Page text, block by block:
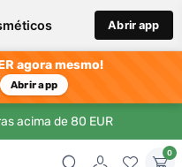
Abrir app
agora mesmo!
Abrir app
acima de 80 EUR
0